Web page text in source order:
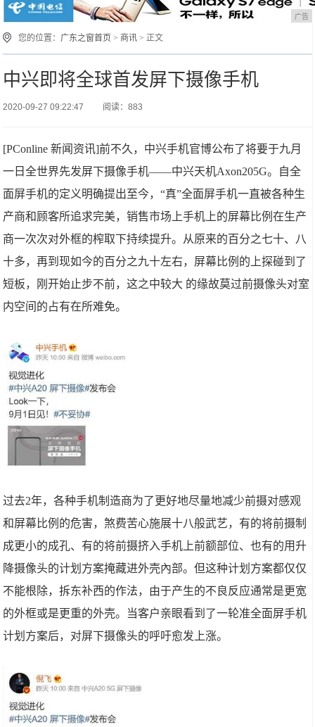
广告
您的位置： 广东之窗首页 > 商讯 > 正文
中兴即将全球首发屏下摄像手机
2020-09-27 09:22:47 阅读：883
[PConline 新闻资讯]前不久，中兴手机官博公布了将要于九月
一日全世界先发屏下摄像手机——中兴天机Axon205G。自全
面屏手机的定义明确提出至今，“真”全面屏手机一直被各种生
产商和顾客所追求完美，销售市场上手机上的屏幕比例在生产
商一次次对外框的榨取下持续提升。从原来的百分之七十、八
十多，再到现如今的百分之九十左右，屏幕比例的上探碰到了
短板，刚开始止步不前，这之中较大 的缘故莫过前摄像头对室
内空间的占有在所难免。
过去2年，各种手机制造商为了更好地尽量地减少前摄对感观
和屏幕比例的危害，煞费苦心施展十八般武艺，有的将前摄制
成更小的成孔、有的将前摄挤入手机上前额部位、也有的用升
降摄像头的计划方案掩藏进外壳內部。但这种计划方案都仅仅
不能根除，拆东补西的作法，由于产生的不良反应通常是更宽
的外框或是更重的外壳。当客户亲眼看到了一轮准全面屏手机
计划方案后，对屏下摄像头的呼吁愈发上涨。